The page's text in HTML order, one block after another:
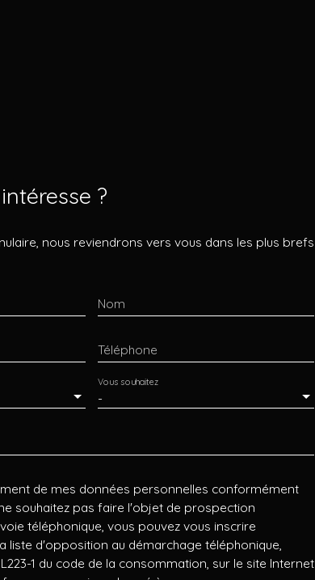
?
nous reviendrons vers vous dans les plus brefs
Nom
Téléphone
-
Vous souhaitez
de mes données personnelles conformément
ne souhaitez pas faire l'objet de prospection
téléphonique, vous pouvez vous inscrire
liste d'opposition au démarchage téléphonique,
1 du code de la consommation, sur le site Internet